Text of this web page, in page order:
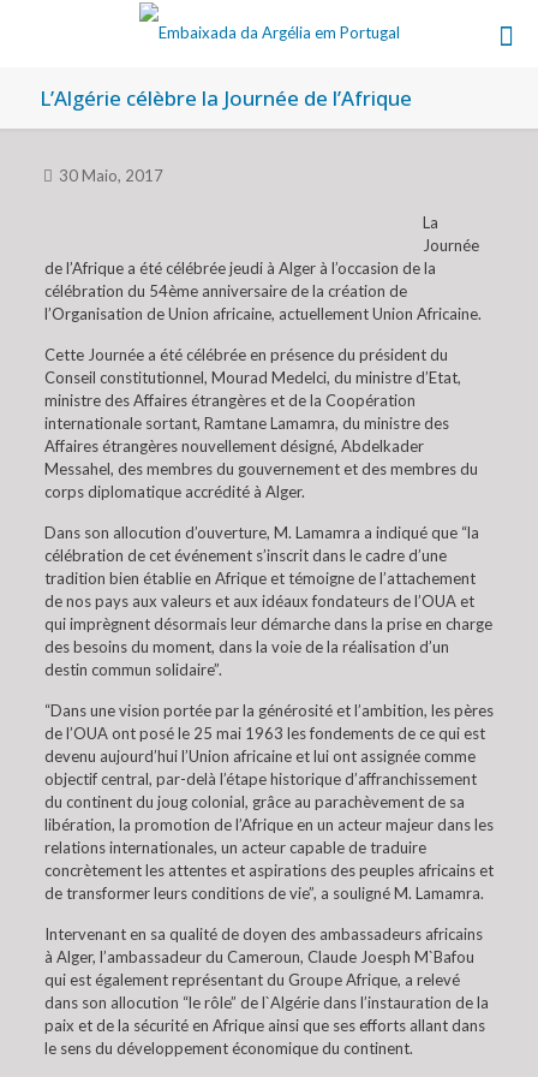
L’Algérie célèbre la Journée de l’Afrique
30 Maio, 2017
La
Journée
de l’Afrique a été célébrée jeudi à Alger à l’occasion de la
célébration du 54ème anniversaire de la création de
l’Organisation de Union africaine, actuellement Union Africaine.
Cette Journée a été célébrée en présence du président du
Conseil constitutionnel, Mourad Medelci, du ministre d’Etat,
ministre des Affaires étrangères et de la Coopération
internationale sortant, Ramtane Lamamra, du ministre des
Affaires étrangères nouvellement désigné, Abdelkader
Messahel, des membres du gouvernement et des membres du
corps diplomatique accrédité à Alger.
Dans son allocution d’ouverture, M. Lamamra a indiqué que “la
célébration de cet événement s’inscrit dans le cadre d’une
tradition bien établie en Afrique et témoigne de l’attachement
de nos pays aux valeurs et aux idéaux fondateurs de l’OUA et
qui imprègnent désormais leur démarche dans la prise en charge
des besoins du moment, dans la voie de la réalisation d’un
destin commun solidaire”.
“Dans une vision portée par la générosité et l’ambition, les pères
de l’OUA ont posé le 25 mai 1963 les fondements de ce qui est
devenu aujourd’hui l’Union africaine et lui ont assignée comme
objectif central, par-delà l’étape historique d’affranchissement
du continent du joug colonial, grâce au parachèvement de sa
libération, la promotion de l’Afrique en un acteur majeur dans les
relations internationales, un acteur capable de traduire
concrètement les attentes et aspirations des peuples africains et
de transformer leurs conditions de vie”, a souligné M. Lamamra.
Intervenant en sa qualité de doyen des ambassadeurs africains
à Alger, l’ambassadeur du Cameroun, Claude Joesph M`Bafou
qui est également représentant du Groupe Afrique, a relevé
dans son allocution “le rôle” de l`Algérie dans l’instauration de la
paix et de la sécurité en Afrique ainsi que ses efforts allant dans
le sens du développement économique du continent.